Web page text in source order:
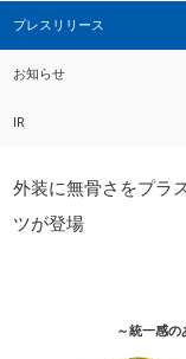
プレスリリース
お知らせ
IR
外装に無骨さをプラ
ツが登場
～統一感の